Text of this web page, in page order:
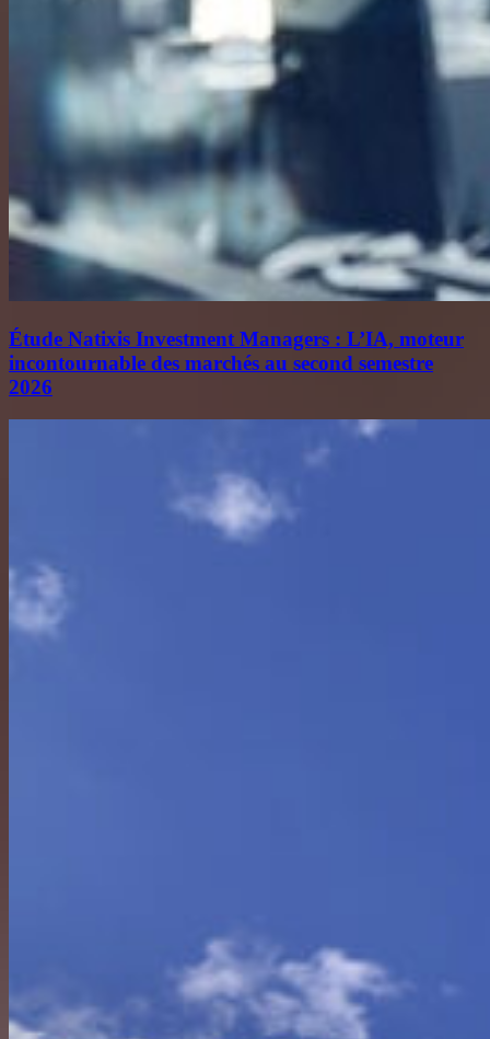
Étude Natixis Investment Managers : L’IA, moteur
incontournable des marchés au second semestre
2026